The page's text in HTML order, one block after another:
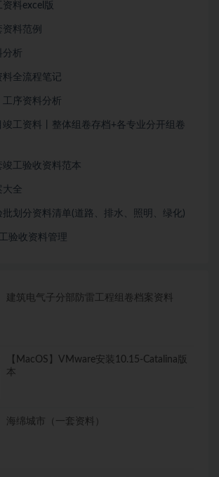
料excel版
料范例
分析
料全流程笔记
工序资料分析
竣工资料丨整体组卷存档+各专业分开组卷
竣工验收资料范本
大全
批划分资料清单(道路、排水、照明、绿化)
验收资料管理
建筑电气子分部防雷工程组卷档案资料
【MacOS】VMware安装10.15-Catalina版
本
海绵城市（一套资料）